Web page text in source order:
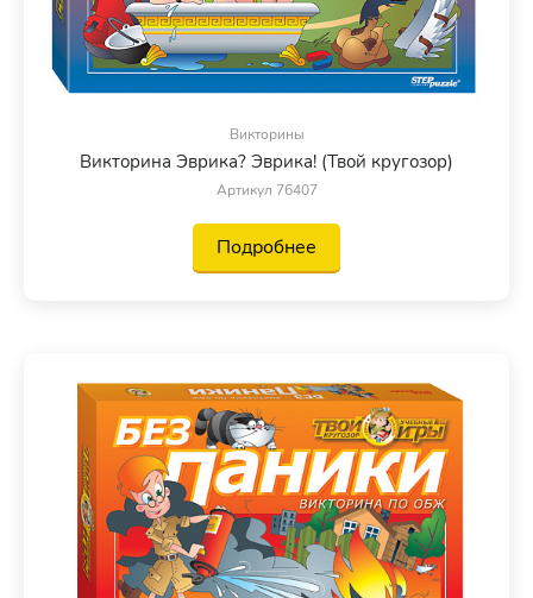
Викторины
Викторина Эврика? Эврика! (Твой кругозор)
Артикул 76407
Подробнее